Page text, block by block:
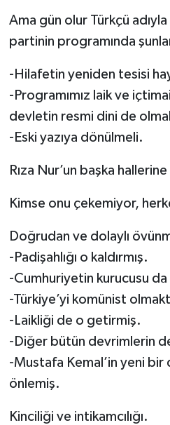
Ama gün olur Türkçü adıyla
partinin programında
-Hilafetin yeniden tesisi
-Programımız laik ve
devletin resmi dini de
-Eski yazıya dönülmeli.
Rıza Nur’un başka
Kimse onu çekemiyor,
Doğrudan ve dolaylı
-Padişahlığı o kaldırmış.
-Cumhuriyetin kurucusu
-Türkiye’yi komünist
-Laikliği de o getirmiş.
-Diğer bütün devrimlerin
-Mustafa Kemal’in yeni bir
önlemiş.
Kinciliği ve intikamcılığı.